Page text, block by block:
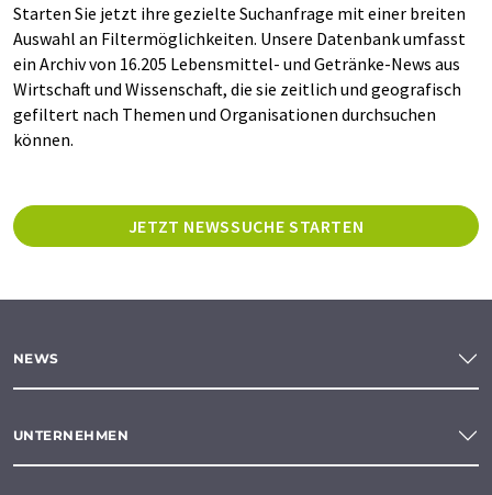
Starten Sie jetzt ihre gezielte Suchanfrage mit einer breiten
Auswahl an Filtermöglichkeiten. Unsere Datenbank umfasst
ein Archiv von 16.205 Lebensmittel- und Getränke-News aus
Wirtschaft und Wissenschaft, die sie zeitlich und geografisch
gefiltert nach Themen und Organisationen durchsuchen
können.
JETZT NEWSSUCHE STARTEN
NEWS
UNTERNEHMEN